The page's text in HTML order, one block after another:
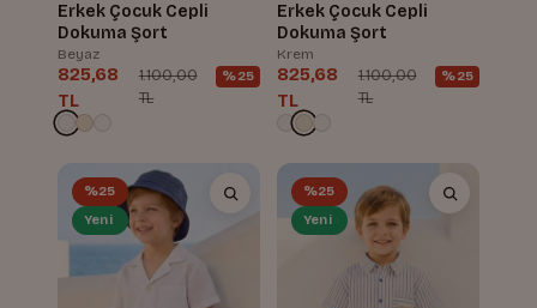
Erkek Çocuk Cepli
Dokuma Şort
Beyaz
825,68
TL
1.100,00
TL
%25
Erkek Çocuk Cepli
Dokuma Şort
Krem
825,68
TL
1.100,00
TL
%25
%25
Yeni
%25
Yeni